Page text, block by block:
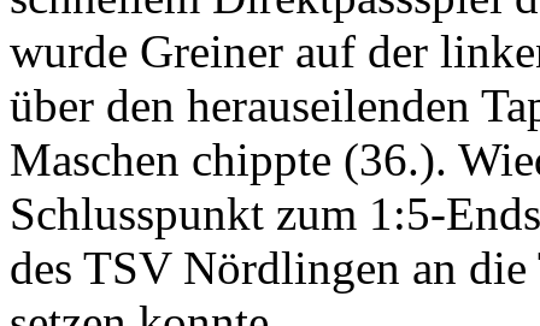
wurde Greiner auf der
über den herauseilenden
Maschen chippte (36.).
Schlusspunkt zum 1:5-
des TSV Nördlingen an